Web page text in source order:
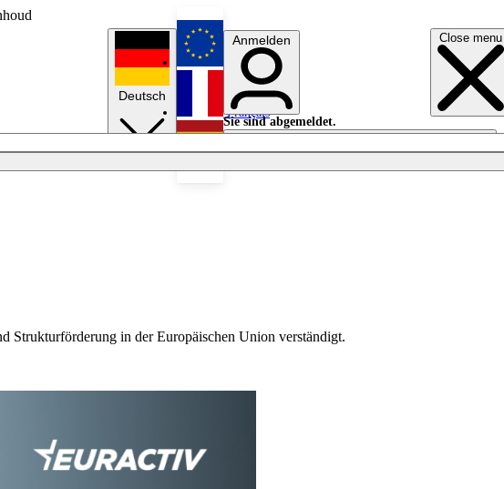
Close menu
Deutsch
English
Français
Anmelden
Sie sind abgemeldet.
Anmelden
Licht aus
Strukturförderung in der Europäischen Union verständigt.